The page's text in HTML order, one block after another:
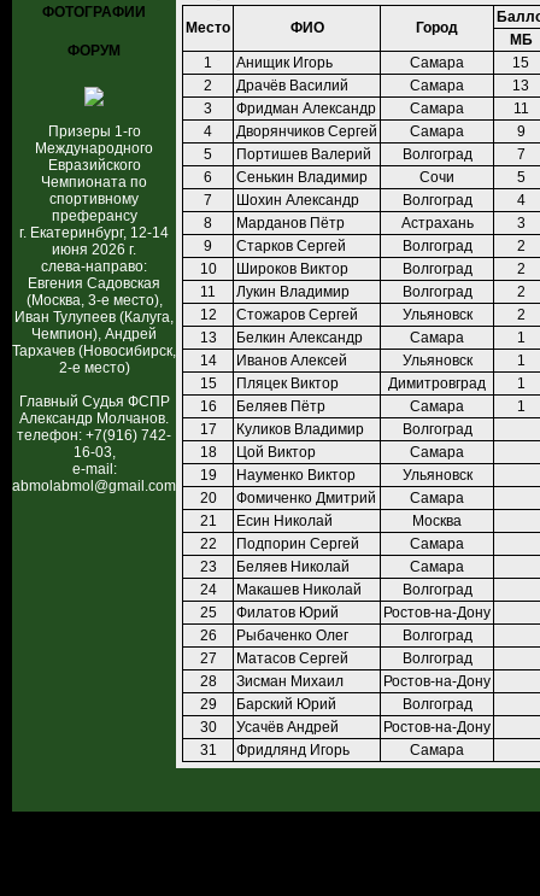
ФОТОГРАФИИ
ФОРУМ
Призеры 1-го
Международного
Евразийского
Чемпионата по
спортивному
преферансу
г. Екатеринбург, 12-14
июня 2026 г.
слева-направо:
Евгения Садовская
(Москва, 3-е место),
Иван Тулупеев (Калуга,
Чемпион), Андрей
Тархачев (Новосибирск,
2-е место)
Главный Судья ФСПР
Александр Молчанов.
телефон: +7(916) 742-
16-03,
e-mail:
abmolabmol@gmail.com
Место ФИО Город
МБ
1
Анищик Игорь Самара
15
2
Драчёв Василий Самара
13
3
Фридман Александр Самара
11
4
Дворянчиков Сергей Самара
9
5
Портишев Валерий Волгоград
7
6
Сенькин Владимир Сочи
5
7
Шохин Александр Волгоград
4
8
Марданов Пётр Астрахань
3
9
Старков Сергей Волгоград
2
10
Широков Виктор Волгоград
2
11
Лукин Владимир Волгоград
2
12
Стожаров Сергей Ульяновск
2
13
Белкин Александр Самара
1
14
Иванов Алексей Ульяновск
1
15
Пляцек Виктор Димитровград
1
16
Беляев Пётр Самара
1
17
Куликов Владимир
Волгоград
18
Цой Виктор
Самара
19
Науменко Виктор
Ульяновск
20
Фомиченко Дмитрий
Самара
21
Есин Николай
Москва
22
Подпорин Сергей
Самара
23
Беляев Николай
Самара
24
Макашев Николай
Волгоград
25
Филатов Юрий
Ростов-на-Дону
26
Рыбаченко Олег
Волгоград
27
Матасов Сергей
Волгоград
28
Зисман Михаил
Ростов-на-Дону
29
Барский Юрий
Волгоград
30
Усачёв Андрей
Ростов-на-Дону
31
Фридлянд Игорь Самара